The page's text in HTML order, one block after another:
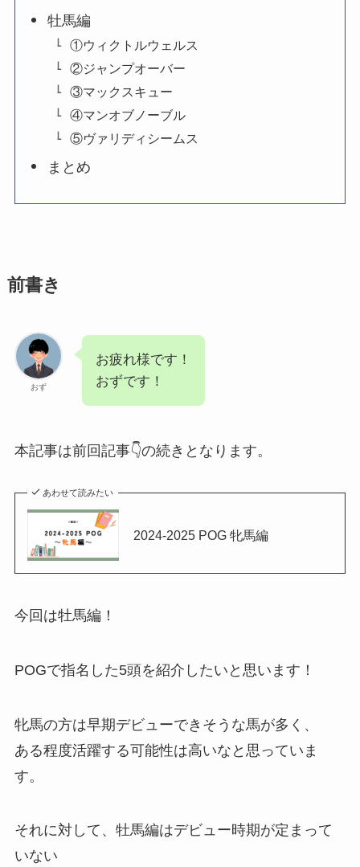
牡馬編
①ウィクトルウェルス
②ジャンプオーバー
③マックスキュー
④マンオブノーブル
⑤ヴァリディシームス
まとめ
前書き
おず
お疲れ様です！
おずです！
本記事は前回記事👇の続きとなります。
あわせて読みたい
2024-2025 POG 牝馬編
今回は牡馬編！
POGで指名した5頭を紹介したいと思います！
牝馬の方は早期デビューできそうな馬が多く、
ある程度活躍する可能性は高いなと思っていま
す。
それに対して、牡馬編はデビュー時期が定まって
いない